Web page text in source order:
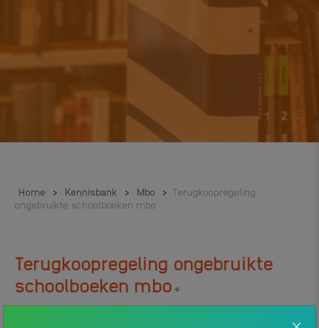
Home > Kennisbank > Mbo > Terugkoopregeling
ongebruikte schoolboeken mbo
Terugkoopregeling ongebruikte
schoolboeken mbo.